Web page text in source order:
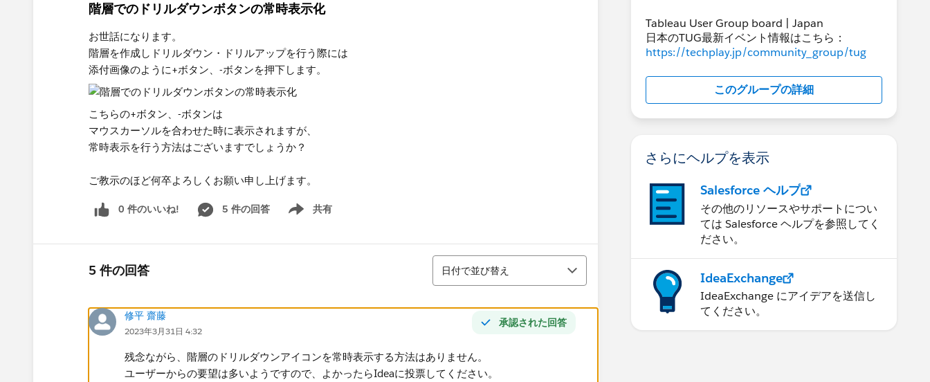
階層でのドリルダウンボタンの常時表示化
お世話になります。
階層を作成しドリルダウン・ドリルアップを​行う際には
添付画像のように​+ボタン、-ボタンを押下します。
こちらの​+ボタン、-ボタンは
マウスカーソルを合わせた時に表示されますが、
常時表示を行う方法はございますでしょうか？​
ご教示のほど何卒よろしくお願い申し上げます。
0 件のいいね! 5 件の回答 共有
Show menu
5 件の回答
並び替え
日付で並び替え
承認された回答
修平 齋藤
2023年3月31日 4:32
残念ながら、階層のドリルダウンアイコンを常時表示する方法はありません。​
ユーザーからの要望は多いようですので、よかったらIdeaに投票してください。
Tableau User Group board | Japan
日本のTUG最新イベント情報はこちら：
https://techplay.jp/community_group/tug
このグループの詳細
さらにヘルプを表示
Salesforce ヘルプ
その他のリソースやサポートについ
ては Salesforce ヘルプを参照してく
ださい。
IdeaExchange
IdeaExchange にアイデアを送信し
てください。